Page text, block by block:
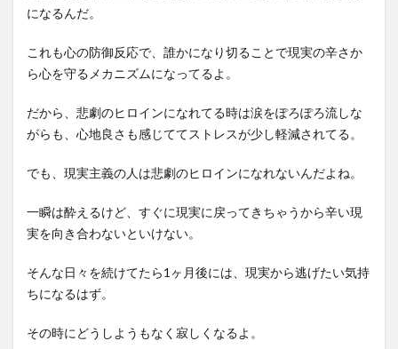
になるんだ。
これも心の防御反応で、誰かになり切ることで現実の辛さか
ら心を守るメカニズムになってるよ。
だから、悲劇のヒロインになれてる時は涙をぽろぽろ流しな
がらも、心地良さも感じててストレスが少し軽減されてる。
でも、現実主義の人は悲劇のヒロインになれないんだよね。
一瞬は酔えるけど、すぐに現実に戻ってきちゃうから辛い現
実を向き合わないといけない。
そんな日々を続けてたら1ヶ月後には、現実から逃げたい気持
ちになるはず。
その時にどうしようもなく寂しくなるよ。